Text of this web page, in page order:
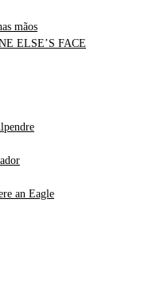
mãos
ELSE’S FACE
an Eagle